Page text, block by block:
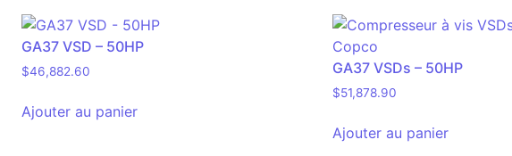
GA37 VSD – 50HP
$46,882.60
Ajouter au panier
GA37 VSDs – 50HP
$51,878.90
Ajouter au panier